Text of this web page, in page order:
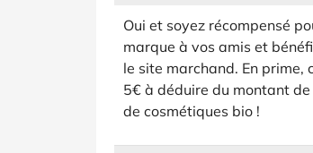
Oui et soyez récompensé
marque à vos amis et
le site marchand. En
5€ à déduire du montant
de cosmétiques bio !